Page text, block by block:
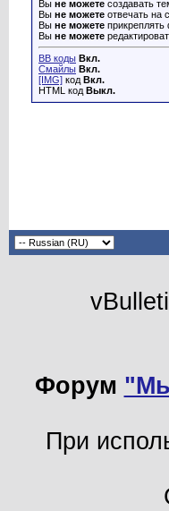
Вы не можете создавать
Вы не можете отвечать на
Вы не можете
Вы не можете
BB коды Вкл.
Смайлы Вкл.
[IMG] код Вкл.
HTML код Выкл.
Форум
При